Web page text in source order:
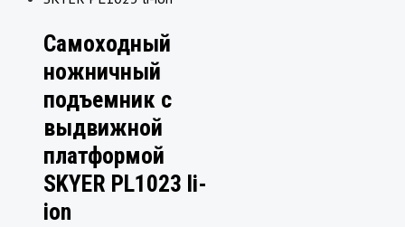
Самоходный
ножничный
подъемник c
выдвижной
платформой
SKYER PL1023 li-
ion